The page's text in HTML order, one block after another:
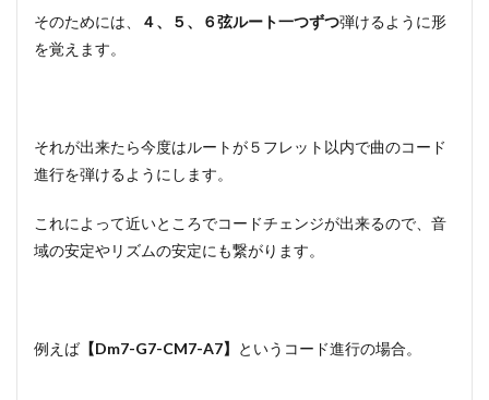
そのためには、 ４、５、６弦ルート一つずつ弾けるように形
を覚えます。
それが出来たら今度はルートが５フレット以内で曲のコード
進行を弾けるようにします。
これによって近いところでコードチェンジが出来るので、音
域の安定やリズムの安定にも繋がります。
例えば【Dm7-G7-CM7-A7】 というコード進行の場合。